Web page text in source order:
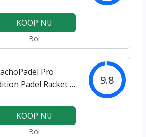
Racket – 12K
– 3D Rices
– Padelrackets
KOOP NU
Bol
Pro
Padel Racket –
–
– Mid
9.8
KOOP NU
Bol